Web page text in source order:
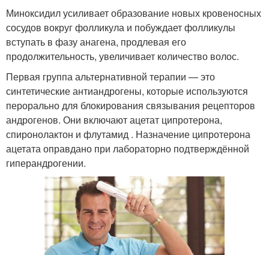
Миноксидил усиливает образование новых кровеносных
сосудов вокруг фолликула и побуждает фолликулы
вступать в фазу анагена, продлевая его
продолжительность, увеличивает количество волос.
Первая группа альтернативной терапии — это
синтетические антиандрогены, которые используются
перорально для блокирования связывания рецепторов
андрогенов. Они включают ацетат ципротерона,
спиронолактон и флутамид . Назначение ципротерона
ацетата оправдано при лабораторно подтверждённой
гиперандрогении.